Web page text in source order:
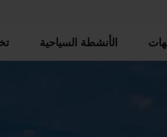
الأنشطة السياحية